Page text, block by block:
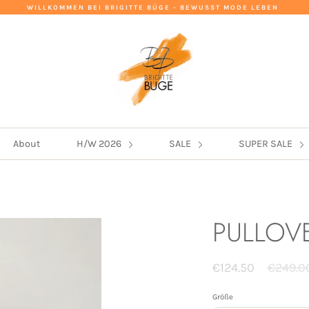
WILLKOMMEN BEI BRIGITTE BÜGE - BEWUSST MODE LEBEN
About H/W 2026 SALE SUPER SALE
€124.50
Größe